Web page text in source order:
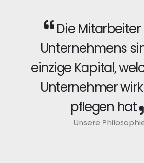
Die Mitarbeiter
Unternehmens
einzige Kapital,
Unternehmer
pflegen hat
Unsere